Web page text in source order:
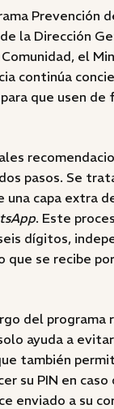
Prevención
la Dirección
el
continúa
que usen de
pasos. Se
una capa extra
. Este
dígitos,
se recibe
del programa
ayuda a
también
su PIN en
enviado a su